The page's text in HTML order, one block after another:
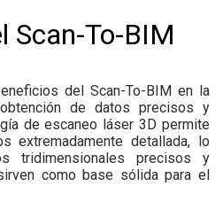
Scan-To-BIM
del Scan-To-BIM en la
de datos precisos y
de escaneo láser 3D permite
extremadamente detallada, lo
tridimensionales precisos y
como base sólida para el